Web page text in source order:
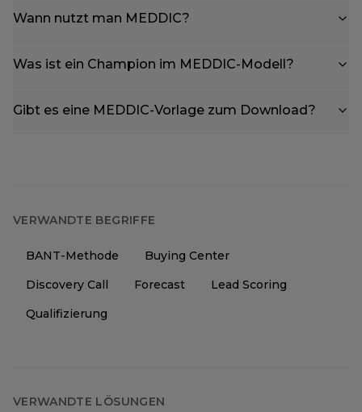
Wann nutzt man MEDDIC?
Was ist ein Champion im MEDDIC-Modell?
Gibt es eine MEDDIC-Vorlage zum Download?
VERWANDTE BEGRIFFE
BANT-Methode
Buying Center
Discovery Call
Forecast
Lead Scoring
Qualifizierung
VERWANDTE LÖSUNGEN